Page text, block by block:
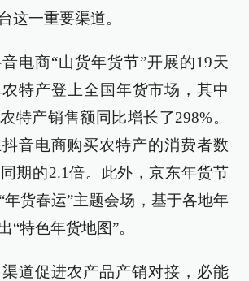
这一重要渠道。
电商“山货年货节”开展的19天
农特产登上全国年货市场，其中
特产销售额同比增长了298%。
音电商购买农特产的消费者数
期的2.1倍。此外，京东年货节
年货春运”主题会场，基于各地年
“特色年货地图”。
道促进农产品产销对接，必能